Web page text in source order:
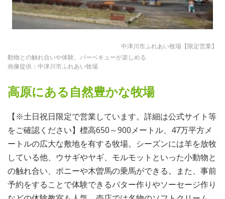
中津川市ふれあい牧場【限定営業】
動物との触れ合いや体験、バーベキューが楽しめる
画像提供：中津川市ふれあい牧場
高原にある自然豊かな牧場
【※土日祝日限定で営業しています。詳細は公式サイト等
をご確認ください】標高650～900メートル、47万平方メ
ートルの広大な敷地を有する牧場。シーズンには羊を放牧
している他、ウサギやヤギ、モルモットといった小動物と
の触れ合い、ポニーや木曽馬の乗馬ができる。また、事前
予約をすることで体験できるバター作りやソーセージ作り